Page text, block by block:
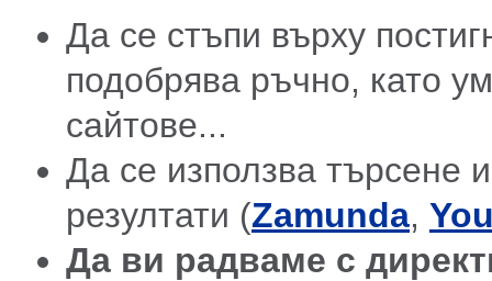
Да се стъпи върху
подобрява ръчно, като
сайтове...
Да се използва търсене
резултати (Zamunda,
Да ви радваме с